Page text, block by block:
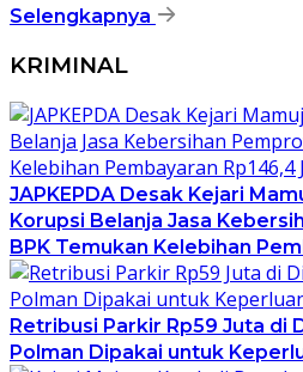
Selengkapnya
KRIMINAL
JAPKEPDA Desak Kejari
Korupsi Belanja Jasa
BPK Temukan Kelebihan
Retribusi Parkir Rp59 Juta di
Polman Dipakai untuk